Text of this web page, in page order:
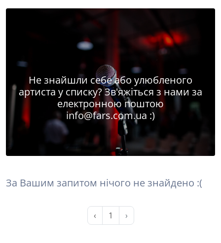
Не знайшли себе або улюбленого
артиста у списку? Зв'яжіться з нами за
електронною поштою
info@fars.com.ua :)
За Вашим запитом нічого не знайдено :(
‹ 1 ›